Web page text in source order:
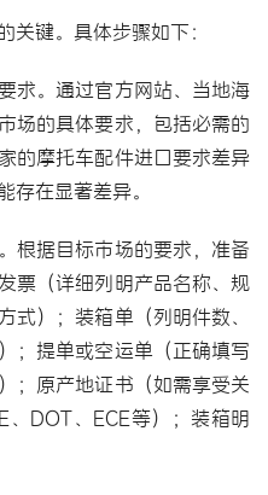
关键。具体步骤如下：
求。通过官方网站、当地海
场的具体要求，包括必需的
的摩托车配件进口要求差异
存在显著差异。
根据目标市场的要求，准备
票（详细列明产品名称、规
式）；装箱单（列明件数、
；提单或空运单（正确填写
；原产地证书（如需享受关
DOT、ECE等）；装箱明